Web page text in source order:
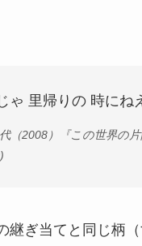
ゃ 里帰りの 時にね
（2008）『この世界の
継ぎ当てと同じ柄